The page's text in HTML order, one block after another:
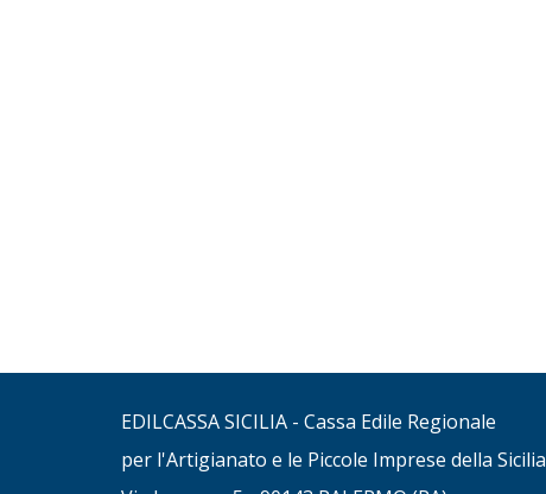
EDILCASSA SICILIA - Cassa Edile Regionale
per l'Artigianato e le Piccole Imprese della Sicilia